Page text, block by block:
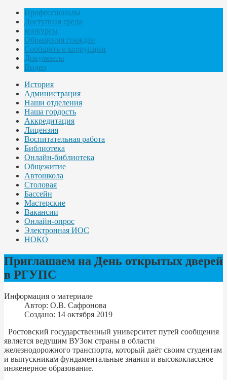
Профессионалы
Доступная среда
конкурсы
Обращения граждан
Сообщить о коррупции
Документы
Видео
История
Администрация
Наши отделения
Наша гордость
Аккредитация
Лицензия
Воспитательная работа
Библиотека
Онлайн-библиотека
Общежитие
Автошкола
Столовая
Бассейн
Мастерские
Вакансии
Онлайн-опрос
Электронная ИОС
НОКО
Приглашаем на День открытых дверей
в РГУПС
Информация о материале
Автор: О.В. Сафронова
Создано: 14 октября 2019
Ростовский государственный университет путей сообщения
является ведущим ВУЗом страны в области
железнодорожного транспорта, который даёт своим студентам
и выпускникам фундаментальные знания и высококлассное
инженерное образование.